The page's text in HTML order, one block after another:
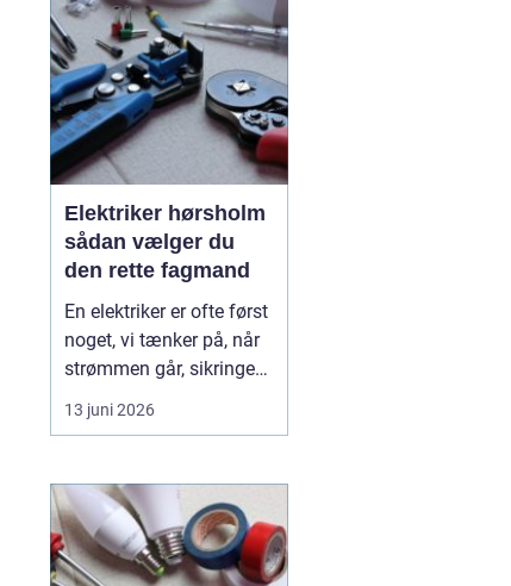
Særligt i en
konkurrencepræget by
som København kan
målrettet ...
Elektriker hørsholm
sådan vælger du
den rette fagmand
En elektriker er ofte først
noget, vi tænker på, når
strømmen går, sikringen
springer, eller vi står med
en akut fejl på en
som Hørsholm, hvor
mange boliger er ældre,
og flere bygger om eller
udvider, spiller en dygtig
13 juni 2026